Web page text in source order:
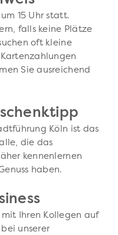
15 Uhr statt.
falls keine Plätze
oft kleine
Sie ausreichend
Köln ist das
die das
kennenlernen
haben.
Ihren Kollegen auf
unserer